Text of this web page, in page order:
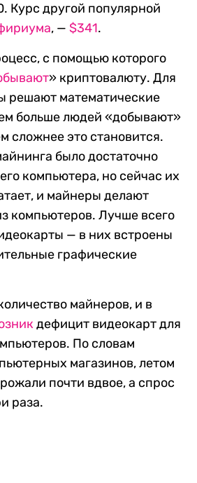
Курс другой популярной
, — $341.
с помощью которого
» криптовалюту. Для
решают математические
больше людей «добывают»
сложнее это становится.
было достаточно
компьютера, но сейчас их
и майнеры делают
компьютеров. Лучше всего
— в них встроены
графические
майнеров, и в
дефицит видеокарт для
По словам
магазинов, летом
почти вдвое, а спрос
раза.